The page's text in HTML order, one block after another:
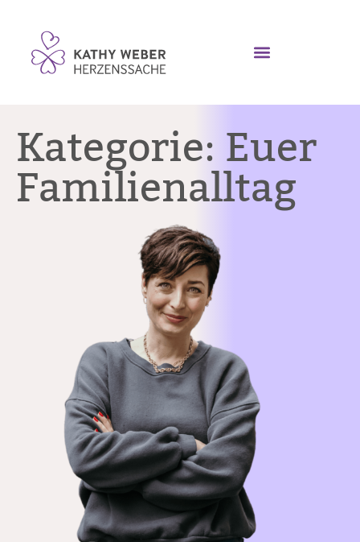
Kategorie: Euer
Familienalltag